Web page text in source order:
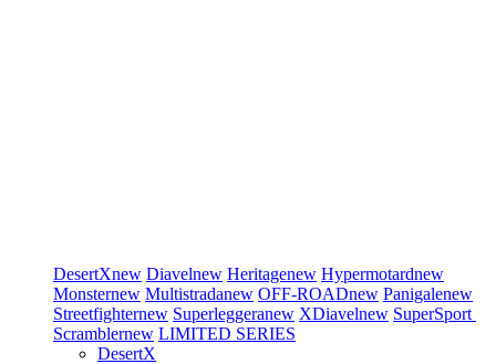
DesertXnew Diavelnew Heritagenew Hypermotardnew
Monsternew Multistradanew OFF-ROADnew Panigalenew
Streetfighternew Superleggeranew XDiavelnew SuperSport
Scramblernew LIMITED SERIES
DesertX